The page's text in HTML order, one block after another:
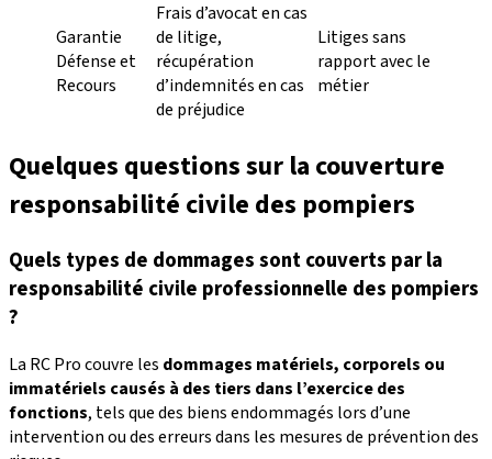
Garantie
Défense et
Recours
Frais d’avocat en cas
de litige,
récupération
d’indemnités en cas
de préjudice
Litiges sans
rapport avec le
métier
Quelques questions sur la couverture
responsabilité civile des pompiers
Quels types de dommages sont couverts par la
responsabilité civile professionnelle des pompiers
?
La RC Pro couvre les dommages matériels, corporels ou
immatériels causés à des tiers dans l’exercice des
fonctions, tels que des biens endommagés lors d’une
intervention ou des erreurs dans les mesures de prévention des